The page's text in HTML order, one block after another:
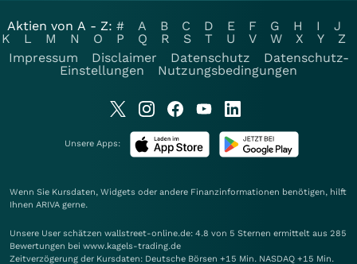
Aktien von A - Z: # A B C D E F G H I
J
K
L M N O P Q R S T U V W X Y
Z
Impressum
Disclaimer Datenschutz
Datenschutz-
Einstellungen
Nutzungsbedingungen
Unsere Apps:
Wenn Sie Kursdaten, Widgets oder andere Finanzinformationen benötigen, hilft
Ihnen ARIVA gerne.
Unsere User schätzen wallstreet-online.de: 4.8 von 5 Sternen ermittelt aus 285
Bewertungen bei www.kagels-trading.de
Zeitverzögerung der Kursdaten: Deutsche Börsen +15 Min. NASDAQ +15 Min.